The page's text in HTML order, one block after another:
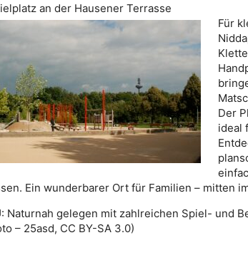
an der Hausener Terrasse
Für
Der
ideal
Ein wunderbarer Ort für Familien – mitten
Naturnah gelegen mit zahlreichen Spiel- und
– 25asd, CC BY-SA 3.0)